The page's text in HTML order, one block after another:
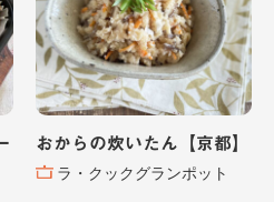
おからの炊いたん【京都】
ラ・クックグランポット